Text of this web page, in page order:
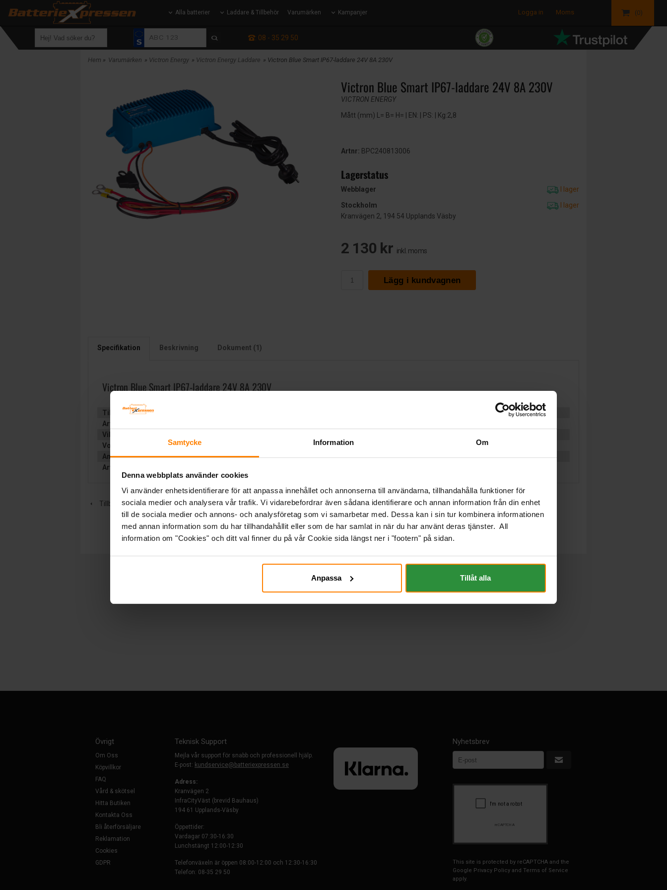
Samtycke Information Om
Denna webbplats använder cookies
Vi använder enhetsidentifierare för att anpassa innehållet och annonserna till användarna, tillhandahålla funktioner för
sociala medier och analysera vår trafik. Vi vidarebefordrar även sådana identifierare och annan information från din enhet
till de sociala medier och annons- och analysföretag som vi samarbetar med. Dessa kan i sin tur kombinera informationen
med annan information som du har tillhandahållit eller som de har samlat in när du har använt deras tjänster. All
information om "Cookies" och ditt val finner du på vår Cookie sida längst ner i "footern" på sidan.
Anpassa Tillåt alla
Alla batterier Laddare & Tillbehör Varumärken Kampanjer Logga in Moms (0)
: 08 - 35 29 50
Hem » Varumärken » Victron Energy » Victron Energy Laddare » Victron Blue Smart IP67-laddare 24V 8A 230V
Victron Blue Smart IP67-laddare 24V 8A 230V
VICTRON ENERGY
Mått (mm) L= B= H= | EN: | PS: | Kg:2,8
Artnr: BPC240813006
Lagerstatus
Webblager
I lager
Stockholm
I lager
Kranvägen 2, 194 54 Upplands Väsby
2 130 kr inkl. moms
Lägg i kundvagnen
Specifikation Beskrivning Dokument (1)
Victron Blue Smart IP67-laddare 24V 8A 230V
Tillverkare:VICTRON ENERGY
Artikelnummer:
Vikt:
Volt:
Ampere:8
Artikelgrupp:
Tillbaka
Övrigt
Om Oss
Köpvillkor
FAQ
Vård & skötsel
Hitta Butiken
Kontakta Oss
Bli återförsäljare
Reklamation
Cookies
GDPR
Teknisk Support
Mejla vår support för snabb och professionell hjälp.
E-post: kundservice@batteriexpressen.se
Adress:
Kranvägen 2
InfraCityVäst (brevid Bauhaus)
194 61 Upplands-Väsby
Öppettider:
Vardagar 07:30-16:30
Lunchstängt 12:00-12:30
Telefonväxeln är öppen 08:00-12:00 och 12:30-16:30
Telefon: 08-35 29 50
Nyhetsbrev
This site is protected by reCAPTCHA and the
Google Privacy Policyand Terms of Service
apply.